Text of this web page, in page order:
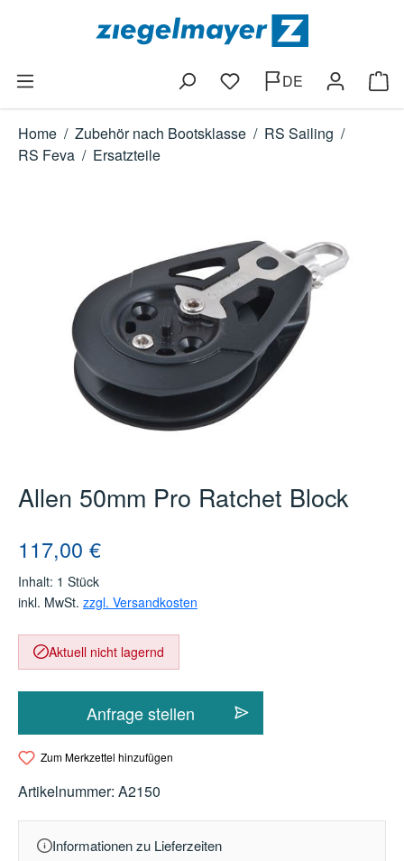
Zum Hauptinhalt springen
Du hast 0 Produkte auf
DE
Home / Zubehör nach Bootsklasse / RS Sailing /
RS Feva / Ersatzteile
Allen 50mm Pro Ratchet Block
Regulärer Preis:
117,00 €
Inhalt: 1 Stück
inkl. MwSt. zzgl. Versandkosten
Aktuell nicht lagernd
Anfrage stellen
Zum Merkzettel hinzufügen
Artikelnummer: A2150
Informationen zu Lieferzeiten